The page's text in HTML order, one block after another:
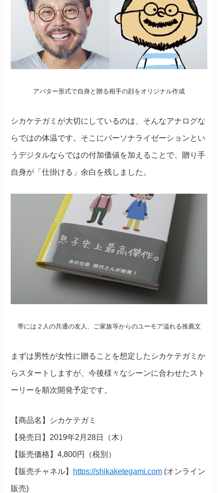
アバター形式で自身と贈る相手の顔をオリジナル作成
シカケテガミが大切にしているのは、そんなアナログな
らではの体温です。そこにパーソナライゼーションとい
うデジタルならではの付加価値を加えることで、贈り手
自身が「仕掛ける」余白を残しました。
帯には２人の共通の友人、ご家族等からのユーモア溢れる推薦文
まずは男性が女性に贈ることを想定したシカケテガミか
らスタートしますが、今後様々なシーンに合わせたスト
ーリーを順次開発予定です。
【商品名】シカケテガミ
【発売日】2019年2月28日（木）
【販売価格】4,800円（税別）
【販売チャネル】 https://shikaketegami.com (オンライン
販売)